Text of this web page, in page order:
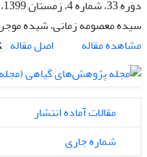
دوره 33، شماره 4، زمستان 1399، صفحه
سیده معصومه زمانی، شیده
مشاهده مقاله
اصل مقاله
مقالات آماده انتشار
شماره جاری